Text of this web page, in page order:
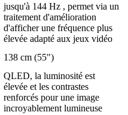
jusqu'à 144 Hz , permet via un
traitement d'amélioration
d'afficher une fréquence plus
élevée adapté aux jeux vidéo
138 cm (55")
QLED, la luminosité est
élevée et les contrastes
renforcés pour une image
incroyablement lumineuse